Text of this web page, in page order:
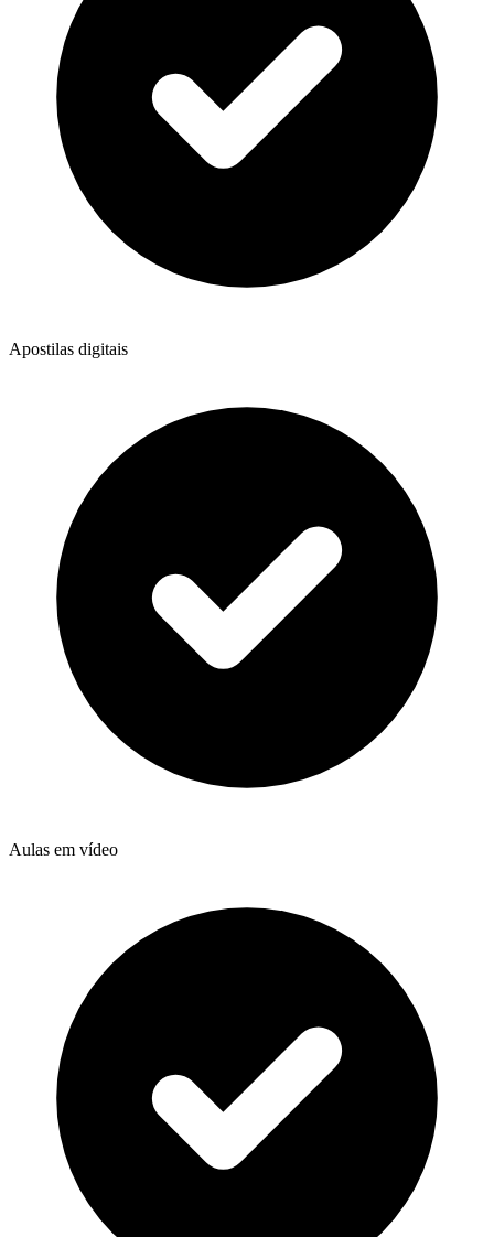
Apostilas digitais
Aulas em vídeo